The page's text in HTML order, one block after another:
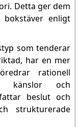
Detta ger dem
enligt
som tenderar
har en mer
rationell
känslor och
beslut och
strukturerade